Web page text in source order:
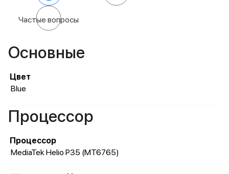
Частые вопросы
Основные
Цвет
Blue
Процессор
Процессор
MediaTek Helio P35 (MT6765)